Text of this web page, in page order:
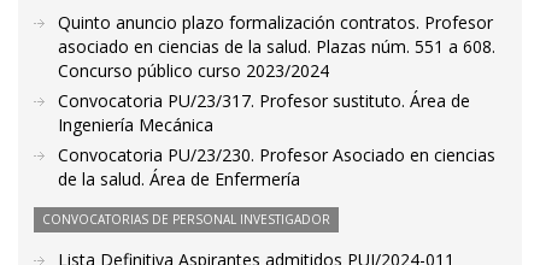
Quinto anuncio plazo formalización contratos. Profesor
asociado en ciencias de la salud. Plazas núm. 551 a 608.
Concurso público curso 2023/2024
Convocatoria PU/23/317. Profesor sustituto. Área de
Ingeniería Mecánica
Convocatoria PU/23/230. Profesor Asociado en ciencias
de la salud. Área de Enfermería
CONVOCATORIAS DE PERSONAL INVESTIGADOR
Lista Definitiva Aspirantes admitidos PUI/2024-011